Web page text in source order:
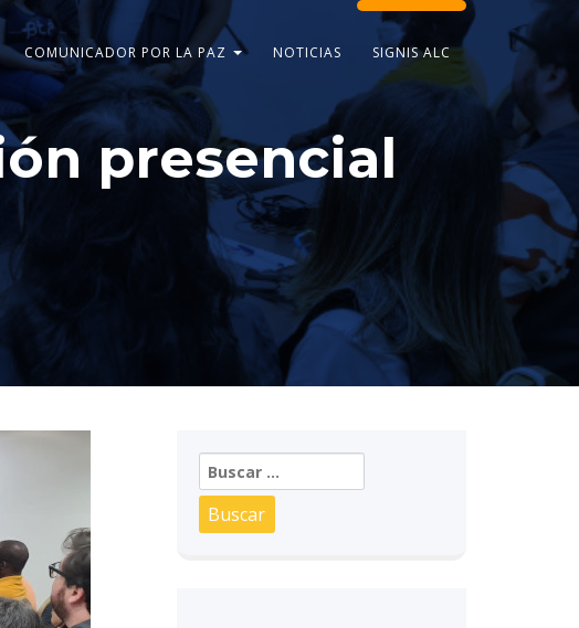
COMUNICADOR POR LA PAZ NOTICIAS SIGNIS ALC
presencial
Buscar: